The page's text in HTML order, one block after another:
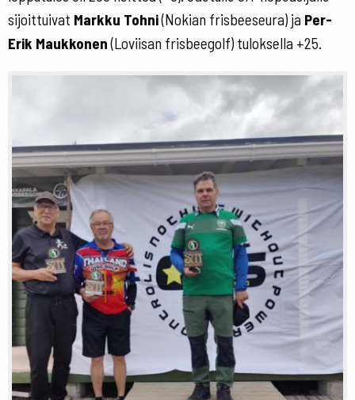
sijoittuivat Markku Tohni(Nokian frisbeeseura) ja Per-
Erik Maukkonen(Loviisan frisbeegolf) tuloksella +25.